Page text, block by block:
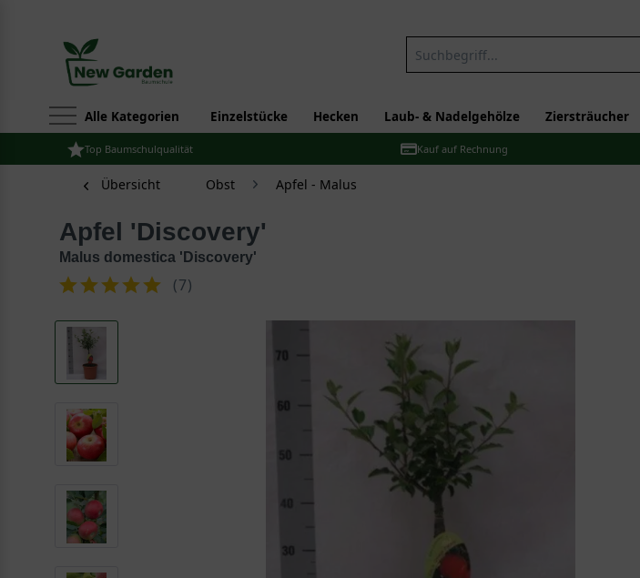
Alle Kategorien Einzelstücke Hecken Laub- & Nadelgehölze Ziersträucher
Top Baumschulqualität Kauf auf Rechnung
Übersicht Obst Apfel - Malus
Apfel 'Discovery'
Malus domestica 'Discovery'
(7)